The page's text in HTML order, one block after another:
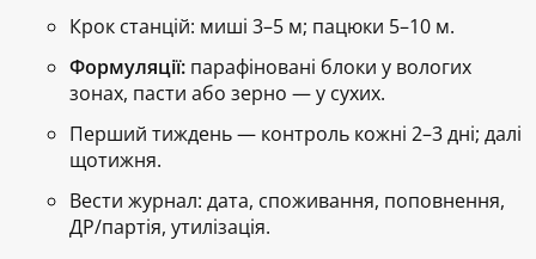
Крок станцій: миші 3–5 м; пацюки 5–10 м.
Формуляції: парафіновані блоки у вологих
зонах, пасти або зерно — у сухих.
Перший тиждень — контроль кожні 2–3 дні; далі
щотижня.
Вести журнал: дата, споживання, поповнення,
ДР/партія, утилізація.